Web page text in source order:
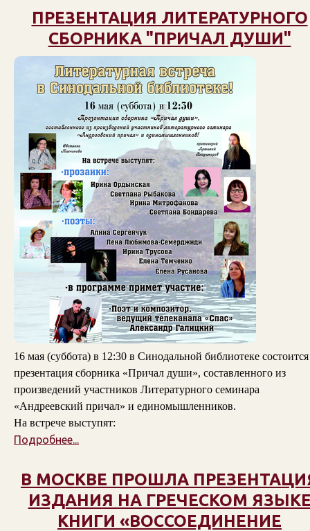
ПРЕЗЕНТАЦИЯ ЛИТЕРАТУРНОГО
СБОРНИКА "ПРИЧАЛ ДУШИ"
16 мая (суббота) в 12:30 в Синодальной библиотеке состоится
презентация сборника «Причал души», составленного из
произведений участников Литературного семинара
«Андреевский причал» и единомышленников.
На встрече выступят:
Подробнее...
В МОСКВЕ ПРОШЛА
ИЗДАНИЯ НА ГРЕЧЕСКОМ
КНИГИ «ВОССОЕДИНЕНИЕ